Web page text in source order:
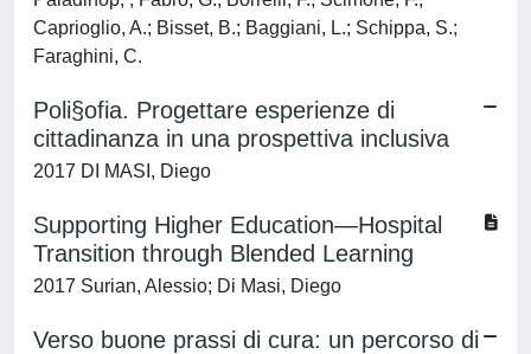
Caprioglio, A.; Bisset, B.; Baggiani, L.; Schippa, S.;
Faraghini, C.
Poli§ofia. Progettare esperienze di
cittadinanza in una prospettiva inclusiva
2017 DI MASI, Diego
Supporting Higher Education—Hospital
Transition through Blended Learning
2017 Surian, Alessio; Di Masi, Diego
Verso buone prassi di cura: un percorso di